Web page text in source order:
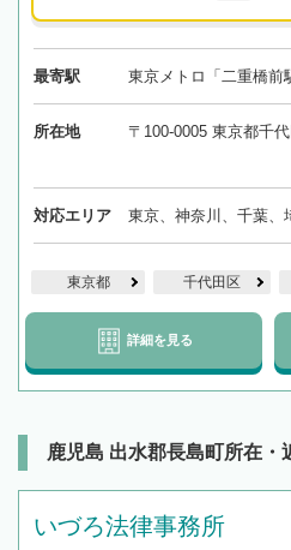
最寄駅 東京メトロ「二重橋前
所在地 〒100-0005 東京都千
対応エリア 東京、神奈川、千葉、
東京都 千代田区
詳細を見る
鹿児島 出水郡長島町所在・
いづろ法律事務所